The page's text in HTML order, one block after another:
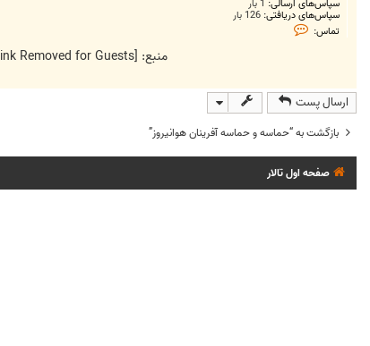
سپاس‌های ارسالی: 1 بار
سپاس‌های دریافتی: 126 بار
تماس:
ت
t
e
a
s
منبع: [External Link Removed for Guests]
ارسال پست
بازگشت به “حماسه و حماسه آفرينان هوانيروز”
صفحه اول تالار